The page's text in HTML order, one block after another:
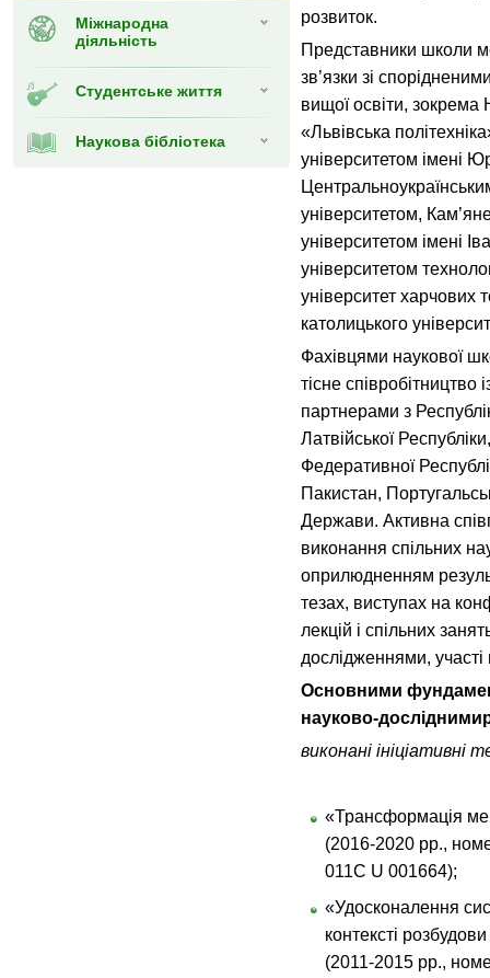
Міжнародна
діяльність
Студентське життя
Наукова бібліотека
розвиток.
Представники школи
зв’язки зі
вищої освіти, зокрема
«Львівська
університетом імені
університетом,
університетом імені
університетом
університет харчових
католицького
Фахівцями наукової
тісне співробітництво
партнерами з
Латвійської
Федеративної
Пакистан,
Держави. Активна
виконання спільних
оприлюдненням
тезах, виступах на
лекцій і спільних
дослідженнями, участі
Основними
науково-дослідними
виконані ініціативні
«Трансформація
(2016-2020 рр.,
011С U 001664);
«Удосконалення
контексті
(2011-2015 рр.,